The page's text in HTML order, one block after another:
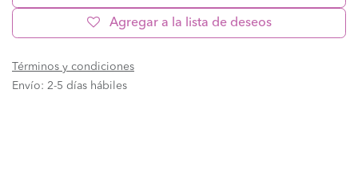
Agregar a la lista de deseos
Términos y condiciones
Envío: 2-5 días hábiles